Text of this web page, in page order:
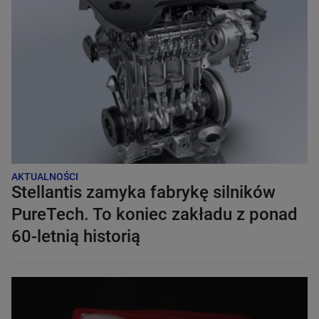
AKTUALNOŚCI
Stellantis zamyka fabrykę silników
PureTech. To koniec zakładu z ponad
60-letnią historią